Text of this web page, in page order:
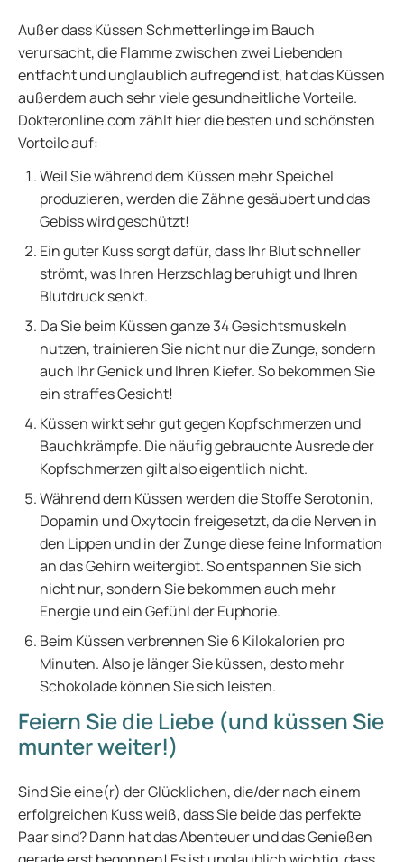
Außer dass Küssen Schmetterlinge im Bauch
verursacht, die Flamme zwischen zwei Liebenden
entfacht und unglaublich aufregend ist, hat das Küssen
außerdem auch sehr viele gesundheitliche Vorteile.
Dokteronline.com zählt hier die besten und schönsten
Vorteile auf:
Weil Sie während dem Küssen mehr Speichel
produzieren, werden die Zähne gesäubert und das
Gebiss wird geschützt!
Ein guter Kuss sorgt dafür, dass Ihr Blut schneller
strömt, was Ihren Herzschlag beruhigt und Ihren
Blutdruck senkt.
Da Sie beim Küssen ganze 34 Gesichtsmuskeln
nutzen, trainieren Sie nicht nur die Zunge, sondern
auch Ihr Genick und Ihren Kiefer. So bekommen Sie
ein straffes Gesicht!
Küssen wirkt sehr gut gegen Kopfschmerzen und
Bauchkrämpfe. Die häufig gebrauchte Ausrede der
Kopfschmerzen gilt also eigentlich nicht.
Während dem Küssen werden die Stoffe Serotonin,
Dopamin und Oxytocin freigesetzt, da die Nerven in
den Lippen und in der Zunge diese feine Information
an das Gehirn weitergibt. So entspannen Sie sich
nicht nur, sondern Sie bekommen auch mehr
Energie und ein Gefühl der Euphorie.
Beim Küssen verbrennen Sie 6 Kilokalorien pro
Minuten. Also je länger Sie küssen, desto mehr
Schokolade können Sie sich leisten.
Feiern Sie die Liebe (und küssen Sie
munter weiter!)
Sind Sie eine(r) der Glücklichen, die/der nach einem
erfolgreichen Kuss weiß, dass Sie beide das perfekte
Paar sind? Dann hat das Abenteuer und das Genießen